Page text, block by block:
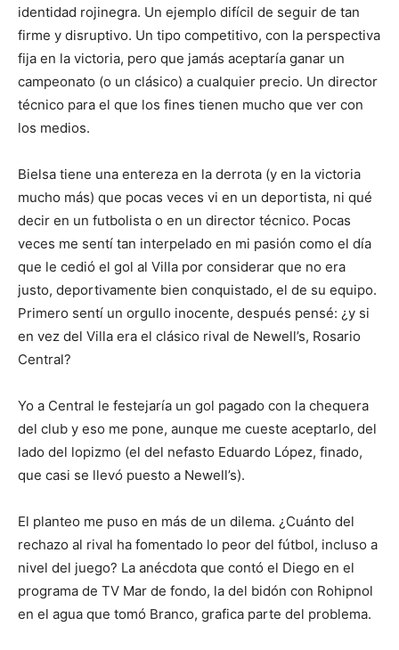
identidad rojinegra. Un ejemplo difícil de seguir de tan
firme y disruptivo. Un tipo competitivo, con la perspectiva
fija en la victoria, pero que jamás aceptaría ganar un
campeonato (o un clásico) a cualquier precio. Un director
técnico para el que los fines tienen mucho que ver con
los medios.
Bielsa tiene una entereza en la derrota (y en la victoria
mucho más) que pocas veces vi en un deportista, ni qué
decir en un futbolista o en un director técnico. Pocas
veces me sentí tan interpelado en mi pasión como el día
que le cedió el gol al Villa por considerar que no era
justo, deportivamente bien conquistado, el de su equipo.
Primero sentí un orgullo inocente, después pensé: ¿y si
en vez del Villa era el clásico rival de Newell’s, Rosario
Central?
Yo a Central le festejaría un gol pagado con la chequera
del club y eso me pone, aunque me cueste aceptarlo, del
lado del lopizmo (el del nefasto Eduardo López, finado,
que casi se llevó puesto a Newell’s).
El planteo me puso en más de un dilema. ¿Cuánto del
rechazo al rival ha fomentado lo peor del fútbol, incluso a
nivel del juego? La anécdota que contó el Diego en el
programa de TV Mar de fondo, la del bidón con Rohipnol
en el agua que tomó Branco, grafica parte del problema.